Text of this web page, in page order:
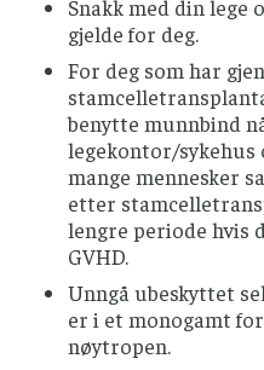
Spis is som er i
softis og kuleis fra
SNACKS, NØTTER OG
Benytt helst
fra forseglete
Springvann og
anses som trygt i
Unngå vann fra
godkjenningsplikt
Ved tvil om
flaskevann benyttes
Snakk med din lege
gjelde for deg.
For deg som har
benytte munnbind
legekontor/
mange mennesker
etter
lengre periode hvis
GVHD.
Unngå ubeskyttet
er i et monogamt
nøytropen.